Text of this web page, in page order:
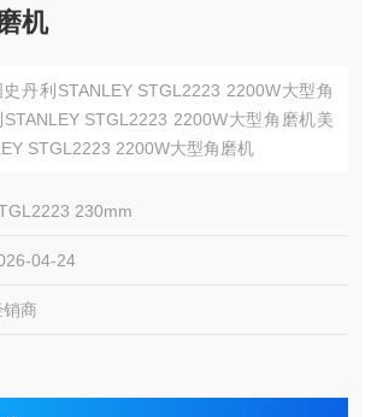
机
史丹利STANLEY STGL2223 2200W大型角
STGL2223 2200W大型角磨机美
STGL2223 2200W大型角磨机
230mm
04-24
销商